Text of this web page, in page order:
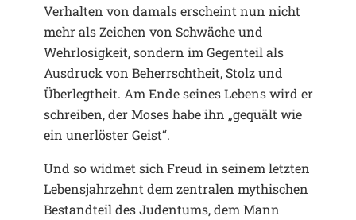
Verhalten von damals erscheint nun nicht
mehr als Zeichen von Schwäche und
Wehrlosigkeit, sondern im Gegenteil als
Ausdruck von Beherrschtheit, Stolz und
Überlegtheit. Am Ende seines Lebens wird er
schreiben, der Moses habe ihn „gequält wie
ein unerlöster Geist“.
Und so widmet sich Freud in seinem letzten
Lebensjahrzehnt dem zentralen mythischen
Bestandteil des Judentums, dem Mann